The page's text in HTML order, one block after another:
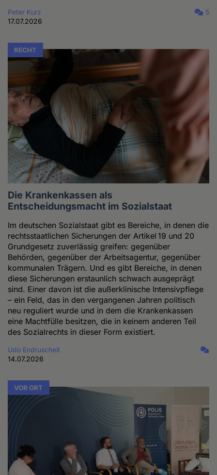
Peter Kurz
17.07.2026
5
RECHT
Die Krankenkassen als
Entscheidungsmacht im Sozialstaat
Im deutschen Sozialstaat gibt es Bereiche, in denen die
rechtsstaatlichen Sicherungen der Artikel 19 und 20
Grundgesetz zuverlässig greifen: gegenüber
Behörden, gegenüber der Arbeitsagentur, gegenüber
kommunalen Trägern. Und es gibt Bereiche, in denen
diese Sicherungen erstaunlich schwach ausgeprägt
sind. Einer davon ist die außerklinische Intensivpflege
– ein Feld, das in den vergangenen Jahren politisch
neu reguliert wurde und in dem die Krankenkassen
eine Machtfülle besitzen, die in keinem anderen Teil
des Sozialrechts in dieser Form existiert.
Udo Endruscheit
14.07.2026
VOR ORT